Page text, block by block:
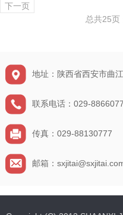
下一页
总共25页
地址：陕西省西安市曲
联系电话：029-
传真：029-88130777
邮箱：